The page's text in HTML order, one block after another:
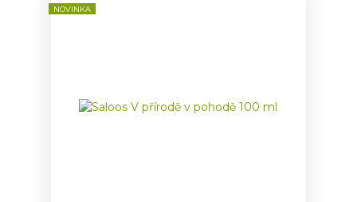
NOVINKA